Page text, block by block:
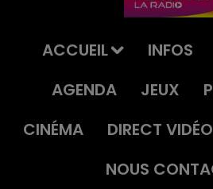
ACCUEIL INFOS
AGENDA
JEUX
CINÉMA
DIRECT VIDÉO
NOUS